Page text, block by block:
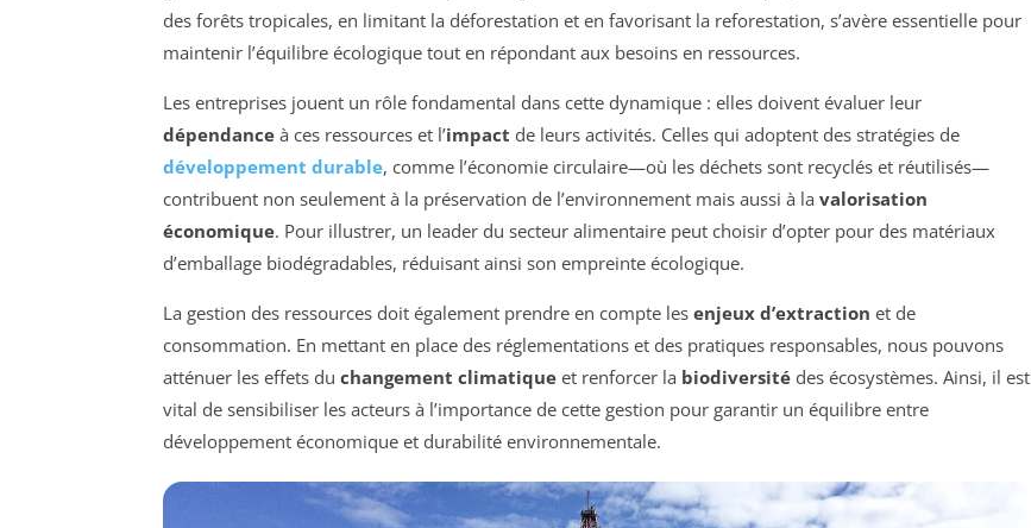
des forêts tropicales, en limitant la déforestation et en favorisant la reforestation, s’avère essentielle pour
maintenir l’équilibre écologique tout en répondant aux besoins en ressources.
Les entreprises jouent un rôle fondamental dans cette dynamique : elles doivent évaluer leur
dépendance à ces ressources et l’impact de leurs activités. Celles qui adoptent des stratégies de
développement durable, comme l’économie circulaire—où les déchets sont recyclés et réutilisés—
contribuent non seulement à la préservation de l’environnement mais aussi à la valorisation
économique. Pour illustrer, un leader du secteur alimentaire peut choisir d’opter pour des matériaux
d’emballage biodégradables, réduisant ainsi son empreinte écologique.
La gestion des ressources doit également prendre en compte les enjeux d’extraction et de
consommation. En mettant en place des réglementations et des pratiques responsables, nous pouvons
atténuer les effets du changement climatique et renforcer la biodiversité des écosystèmes. Ainsi, il est
vital de sensibiliser les acteurs à l’importance de cette gestion pour garantir un équilibre entre
développement économique et durabilité environnementale.